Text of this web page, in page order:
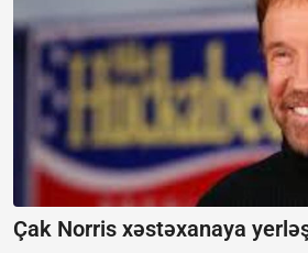
Çak Norris xəstəxanaya